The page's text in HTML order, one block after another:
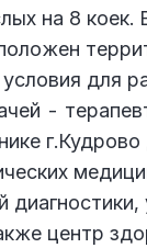
на 8 коек.
для
-
центр